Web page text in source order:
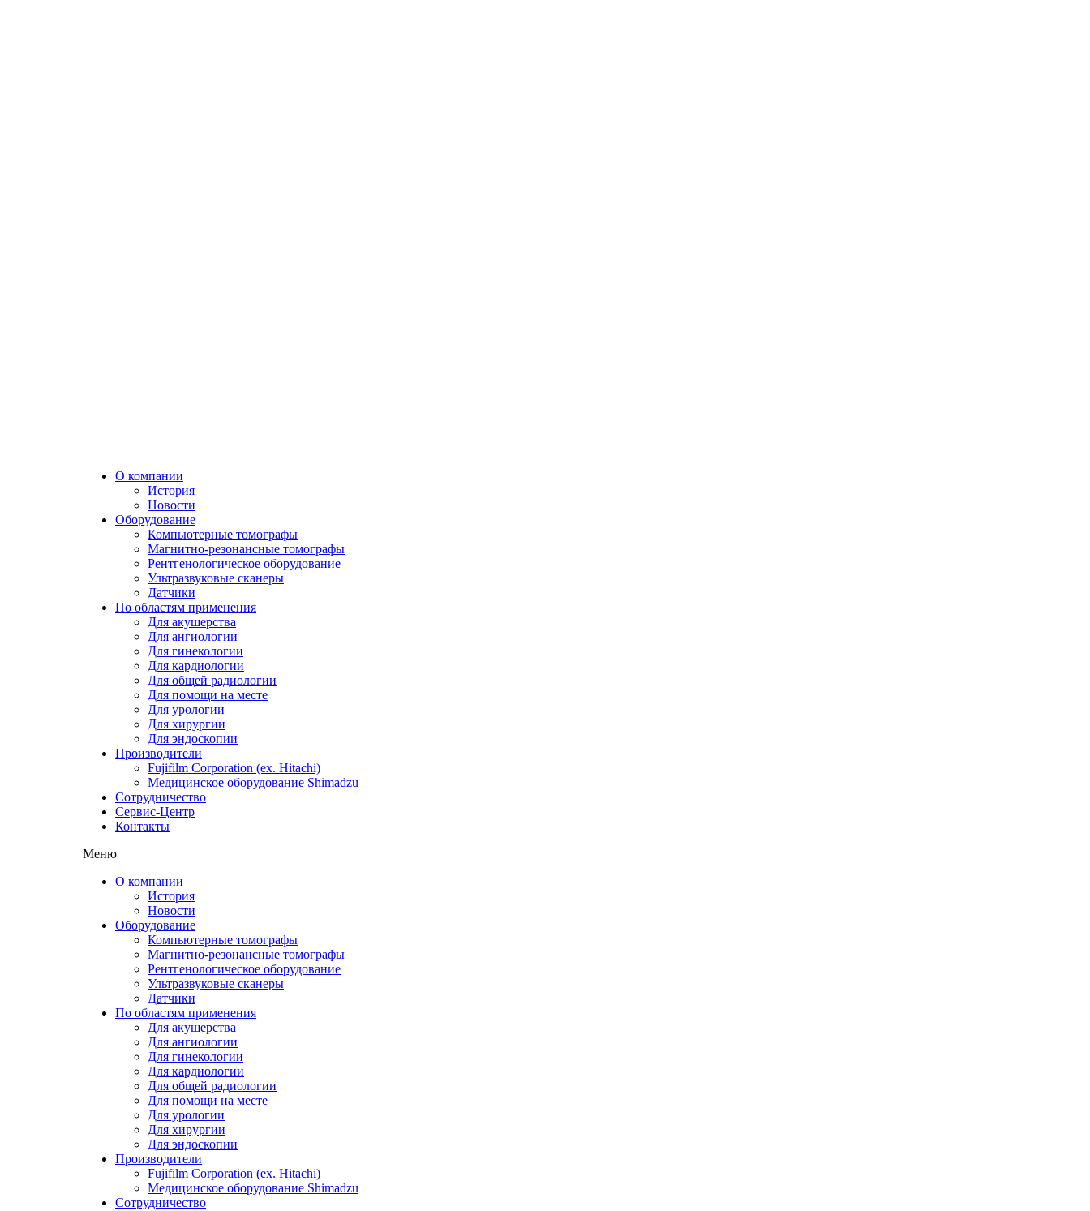
О компании
История
Новости
Оборудование
Компьютерные томографы
Магнитно-резонансные томографы
Рентгенологическое оборудование
Ультразвуковые сканеры
Датчики
По областям применения
Для акушерства
Для ангиологии
Для гинекологии
Для кардиологии
Для общей радиологии
Для помощи на месте
Для урологии
Для хирургии
Для эндоскопии
Производители
Fujifilm Corporation (ex. Hitachi)
Медицинское оборудование Shimadzu
Сотрудничество
Сервис-Центр
Контакты
Меню
О компании
История
Новости
Оборудование
Компьютерные томографы
Магнитно-резонансные томографы
Рентгенологическое оборудование
Ультразвуковые сканеры
Датчики
По областям применения
Для акушерства
Для ангиологии
Для гинекологии
Для кардиологии
Для общей радиологии
Для помощи на месте
Для урологии
Для хирургии
Для эндоскопии
Производители
Fujifilm Corporation (ex. Hitachi)
Медицинское оборудование Shimadzu
Сотрудничество